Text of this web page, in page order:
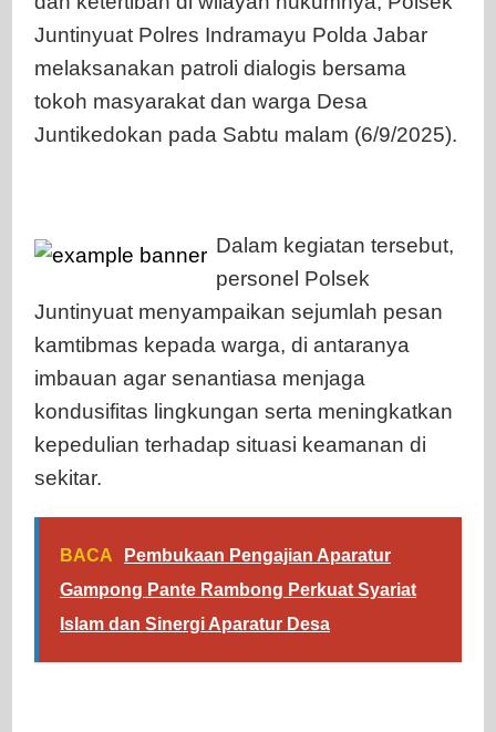
Juntinyuat Polres Indramayu Polda Jabar
melaksanakan patroli dialogis bersama
tokoh masyarakat dan warga Desa
Juntikedokan pada Sabtu malam (6/9/2025).
Dalam kegiatan tersebut,
personel Polsek
Juntinyuat menyampaikan sejumlah pesan
kamtibmas kepada warga, di antaranya
imbauan agar senantiasa menjaga
kondusifitas lingkungan serta meningkatkan
kepedulian terhadap situasi keamanan di
sekitar.
BACA
Pembukaan Pengajian Aparatur
Gampong Pante Rambong Perkuat Syariat
Islam dan Sinergi Aparatur Desa